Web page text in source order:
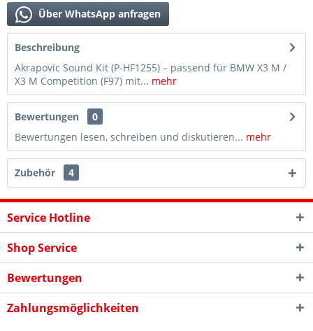
Über WhatsApp anfragen
Beschreibung
Akrapovic Sound Kit (P-HF1255) – passend für BMW X3 M /
X3 M Competition (F97) mit... mehr
Bewertungen
0
Bewertungen lesen, schreiben und diskutieren... mehr
Zubehör 4
Service Hotline
Shop Service
Bewertungen
Zahlungsmöglichkeiten